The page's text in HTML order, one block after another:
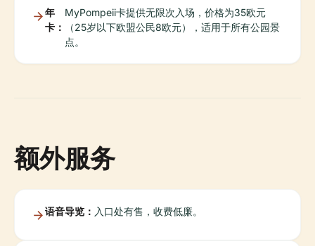
年
卡：
MyPompeii卡提供无限次入场，价格为35欧元
（25岁以下欧盟公民8欧元），适用于所有公园景
点。
额外服务
语音导览： 入口处有售，收费低廉。